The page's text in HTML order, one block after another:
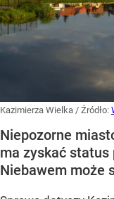
Kazimierza Wielka / Źródło:
Niepozorne
ma zyskać status
Niebawem może